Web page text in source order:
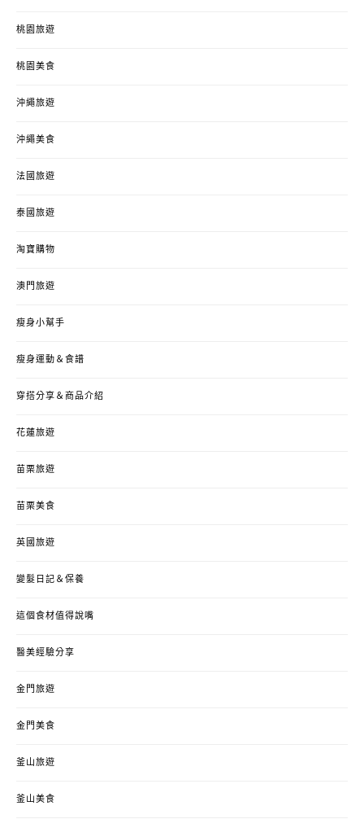
桃園旅遊
桃園美食
沖繩旅遊
沖繩美食
法國旅遊
泰國旅遊
淘寶購物
澳門旅遊
瘦身小幫手
瘦身運動＆食譜
穿搭分享＆商品介紹
花蓮旅遊
苗栗旅遊
苗栗美食
英國旅遊
變髮日記＆保養
這個食材值得說嘴
醫美經驗分享
金門旅遊
金門美食
釜山旅遊
釜山美食